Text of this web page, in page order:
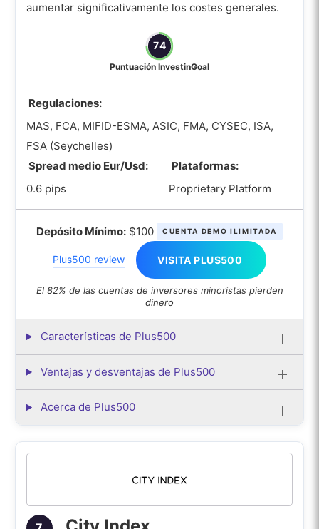
aumentar significativamente los costes generales.
74
Puntuación InvestinGoal
Regulaciones:
MAS, FCA, MIFID-ESMA, ASIC, FMA, CYSEC, ISA,
FSA (Seychelles)
Spread medio Eur/Usd:
0.6 pips
Plataformas:
Proprietary Platform
Depósito Mínimo: $100 CUENTA DEMO ILIMITADA
Plus500 review VISITA PLUS500
El 82% de las cuentas de inversores minoristas pierden
dinero
Características de Plus500
Ventajas y desventajas de Plus500
Acerca de Plus500